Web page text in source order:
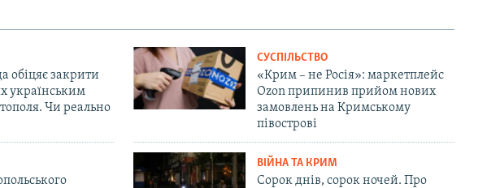
обіцяє закрити
українським
Чи реально
СУСПІЛЬСТВО
«Крим – не Росія»: маркетплейс
Ozon припинив прийом нових
замовлень на Кримському
півострові
ВІЙНА ТА КРИМ
Сорок днів, сорок ночей. Про